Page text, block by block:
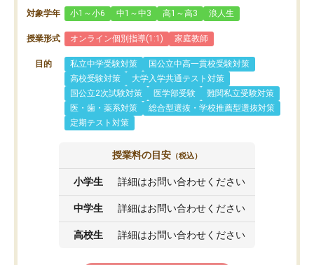
対象学年 小1～小6 中1～中3 高1～高3 浪人生
授業形式 オンライン個別指導(1:1) 家庭教師
目的 私立中学受験対策
国公立中高一貫校受験対策
高校受験対策
大学入学共通テスト対策
国公立2次試験対策
医学部受験
難関私立受験対策
医・歯・薬系対策
総合型選抜・学校推薦型選抜対策
定期テスト対策
授業料の目安 （税込）
小学生 詳細はお問い合わせください
中学生 詳細はお問い合わせください
高校生 詳細はお問い合わせください